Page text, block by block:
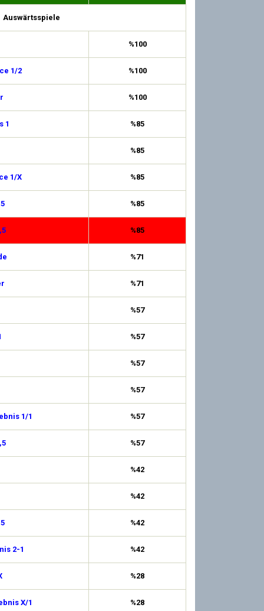
Auswärtsspiele
%100
1/2 %100
%100
1 %85
%85
1/X %85
%85
%85
%71
%71
%57
%57
%57
%57
1/1 %57
%57
%42
%42
%42
2-1 %42
%28
X/1 %28